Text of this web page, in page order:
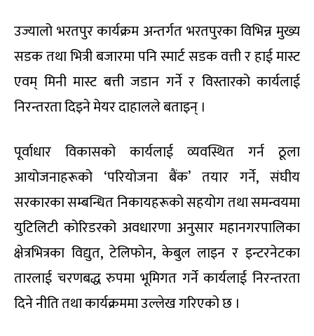
उज्यालो भरतपुर कार्यक्रम अन्तर्गत भरतपुरका विभिन्न मुख्य
सडक तथा भित्री बजारमा पनि स्मार्ट सडक वत्ती र हाई मास्ट
एवम् मिनी मास्ट बत्ती जडान गर्ने र विस्तारको कार्यलाई
निरन्तरता दिइने मेयर दाहालले बताइन् ।
पूर्वाधार विकासको कार्यलाई व्यवस्थित गर्न ठूला
आयोजनाहरूको ‘परियोजना बैंक’ तयार गर्ने, संघीय
सरकारका सम्बन्धित निकायहरूको सहयोग तथा समन्वयमा
युटिलिटी कोरिडरको अवधारणा अनुसार महानगरपालिका
क्षेत्रभित्रका विद्युत, टेलिफोन, केबुल लाइन र इन्टरनेटका
तारलाई चरणबद्ध रुपमा भूमिगत गर्ने कार्यलाई निरन्तरता
दिने नीति तथा कार्यक्रममा उल्लेख गरिएको छ ।